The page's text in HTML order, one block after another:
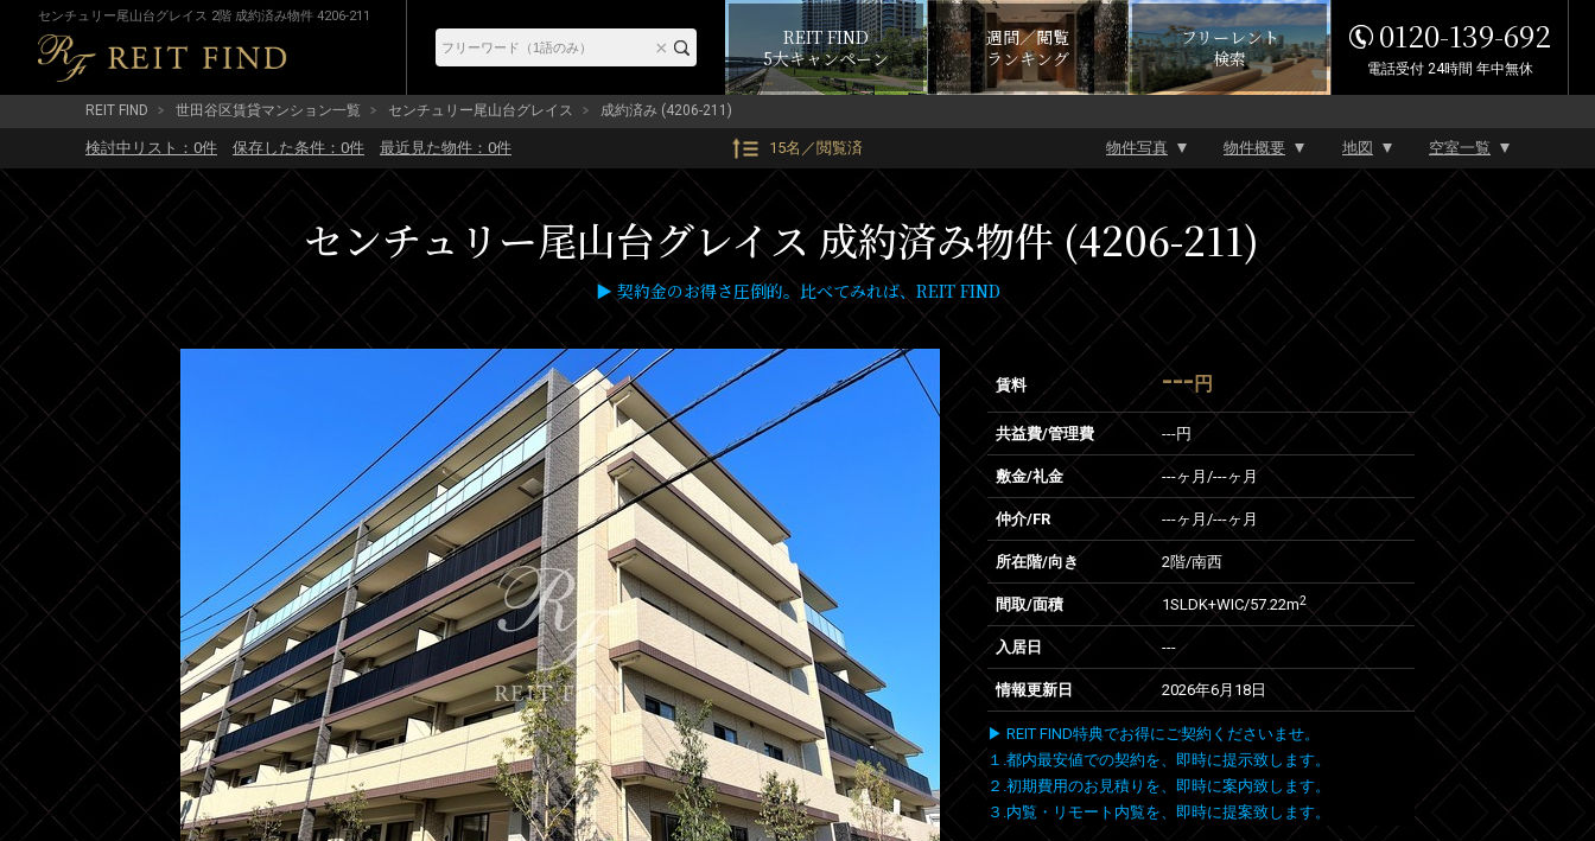
センチュリー尾山台グレイス 2階 成約済み物件 4206-211
REIT FIND
5大キャンペーン
週間／閲覧
ランキング
フリーレント
検索
0120-139-692
電話受付 24時間 年中無休
REIT FIND 世田谷区賃貸マンション一覧 センチュリー尾山台グレイス 成約済み (4206-211)
検討中リスト： 0件 保存した条件： 0件 最近見た物件： 0件 15名／閲覧済 物件写真 物件概要 地図 空室一覧
センチュリー尾山台グレイス 成約済み物件 (4206-211)
▶ 契約金のお得さ圧倒的。比べてみれば、REIT FIND
賃料 --- 円
共益費/管理費 ---円
敷金/礼金 ---ヶ月 /---ヶ月
仲介/FR ---ヶ月 /---ヶ月
所在階/向き 2階/南西
間取/面積 1SLDK+WIC/57.22m2
入居日 ---
情報更新日 2026年6月18日
▶ REIT FIND特典でお得にご契約くださいませ。
１.都内最安値での契約を、即時に提示致します。
２.初期費用のお見積りを、即時に案内致します。
３.内覧・リモート内覧を、即時に提案致します。